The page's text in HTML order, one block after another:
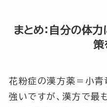
まとめ：自分の体
策
花粉症の漢方薬＝小青
強いですが、漢方で最